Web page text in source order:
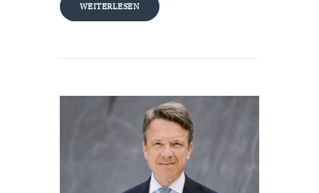
WEITERLESEN